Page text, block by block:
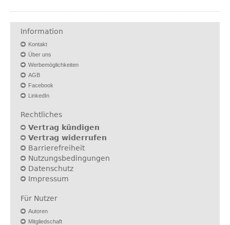
Information
Kontakt
Über uns
Werbemöglichkeiten
AGB
Facebook
LinkedIn
Rechtliches
Vertrag kündigen
Vertrag widerrufen
Barrierefreiheit
Nutzungsbedingungen
Datenschutz
Impressum
Für Nutzer
Autoren
Mitgliedschaft